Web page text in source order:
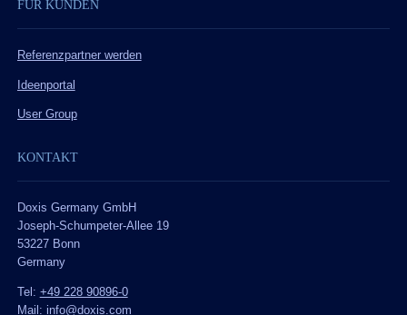
FÜR KUNDEN
Referenzpartner werden
Ideenportal
User Group
KONTAKT
Doxis Germany GmbH
Joseph-Schumpeter-Allee 19
53227 Bonn
Germany
Tel: +49 228 90896-0
Mail: info@doxis.com